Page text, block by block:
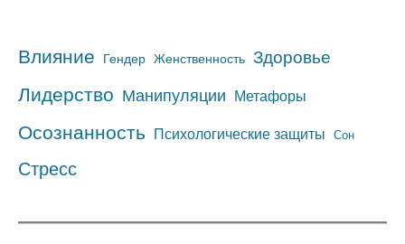
Влияние Гендер Женственность Здоровье
Лидерство Манипуляции Метафоры
Осознанность Психологические защиты Сон
Стресс